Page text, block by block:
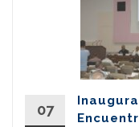
07